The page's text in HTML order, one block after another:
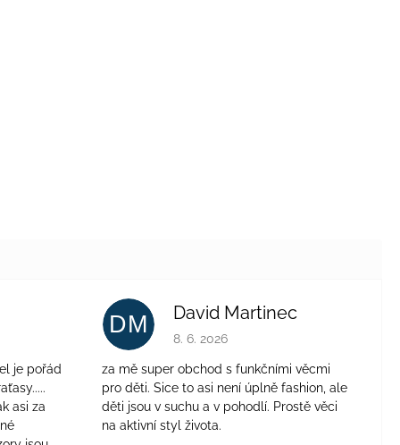
4 z 5 hvězdiček.
je pořád
asi za
DM David Martinec
Hodnocení obchodu je 5 z 5 hvězdiček.
8. 6. 2026
za mě super obchod s funkčními věcmi
pro děti. Sice to asi není úplně fashion, ale
děti jsou v suchu a v pohodlí. Prostě věci
na aktivní styl života.